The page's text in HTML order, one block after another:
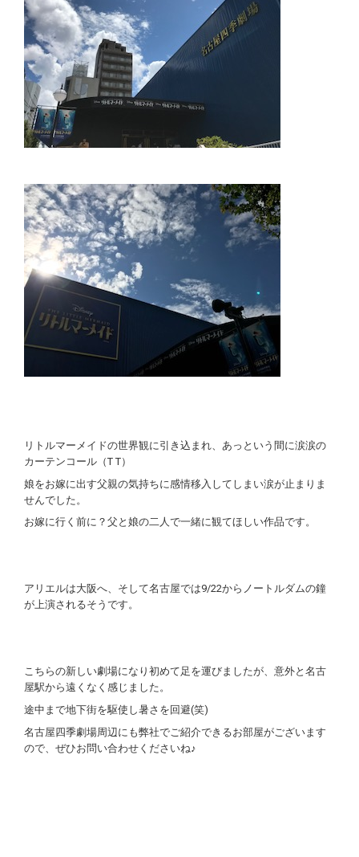
リトルマーメイドの世界観に引き込まれ、あっという間に涙涙の
カーテンコール（T T）
娘をお嫁に出す父親の気持ちに感情移入してしまい涙が止まりま
せんでした。
お嫁に行く前に？父と娘の二人で一緒に観てほしい作品です。
アリエルは大阪へ、そして名古屋では9/22からノートルダムの鐘
が上演されるそうです。
こちらの新しい劇場になり初めて足を運びましたが、意外と名古
屋駅から遠くなく感じました。
途中まで地下街を駆使し暑さを回避(笑)
名古屋四季劇場周辺にも弊社でご紹介できるお部屋がございます
ので、ぜひお問い合わせくださいね♪